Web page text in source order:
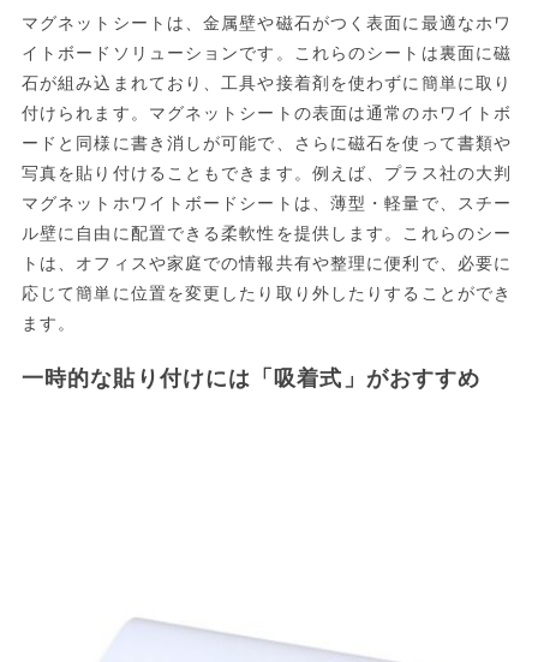
マグネットシートは、金属壁や磁石がつく表面に最適なホワ
イトボードソリューションです。これらのシートは裏面に磁
石が組み込まれており、工具や接着剤を使わずに簡単に取り
付けられます。マグネットシートの表面は通常のホワイトボ
ードと同様に書き消しが可能で、さらに磁石を使って書類や
写真を貼り付けることもできます。例えば、プラス社の大判
マグネットホワイトボードシートは、薄型・軽量で、スチー
ル壁に自由に配置できる柔軟性を提供します。これらのシー
トは、オフィスや家庭での情報共有や整理に便利で、必要に
応じて簡単に位置を変更したり取り外したりすることができ
ます。
一時的な貼り付けには「吸着式」がおすすめ